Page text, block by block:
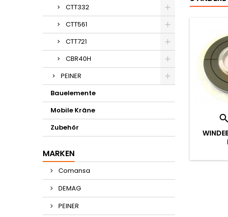
CTT332
CTT561
CTT721
CBR40H
PEINER
Bauelemente
Mobile Kräne
Zubehör
MARKEN
Comansa
DEMAG
PEINER
